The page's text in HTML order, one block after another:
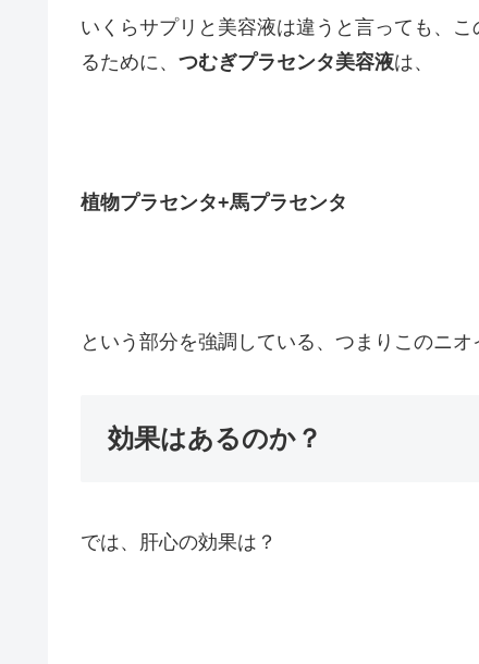
いくらサプリと美容液は違うと言っても、
るために、 つむぎプラセンタ美容液は、
植物プラセンタ+馬プラセンタ
という部分を強調している、つまりこのニ
効果はあるのか？
では、肝心の効果は？